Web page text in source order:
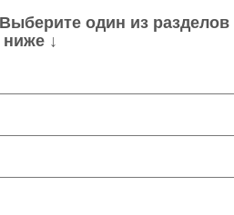
один из разделов
ниже ↓